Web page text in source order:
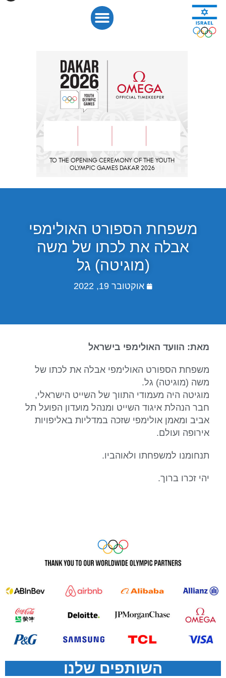
משפחת הספורט האולימפי
אבלה את לכתו של משה
(מוגיטה) גל
אוקטובר 19, 2022
מאת: הוועד האולימפי בישראל
משפחת הספורט האולימפי אבלה את לכתו של
משה (מוגיטה) גל.
מוגיטה היה מעמודי התווך של השייט הישראלי,
חבר הנהלת איגוד השייט ומנהל מועדון הפועל תל
אביב ומאמן אולימפי שזכה במדליות באליפויות
אירופה ועולם.
תנחומנו למשפחתו ולאוהביו.
יהי זכרו ברוך.
השותפים שלנו